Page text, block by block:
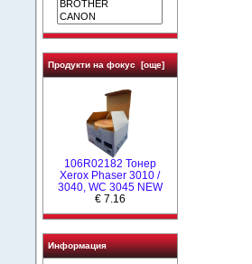
Продукти на фокус [още]
106R02182 Тонер
Xerox Phaser 3010 /
3040, WC 3045 NEW
€ 7.16
Информация